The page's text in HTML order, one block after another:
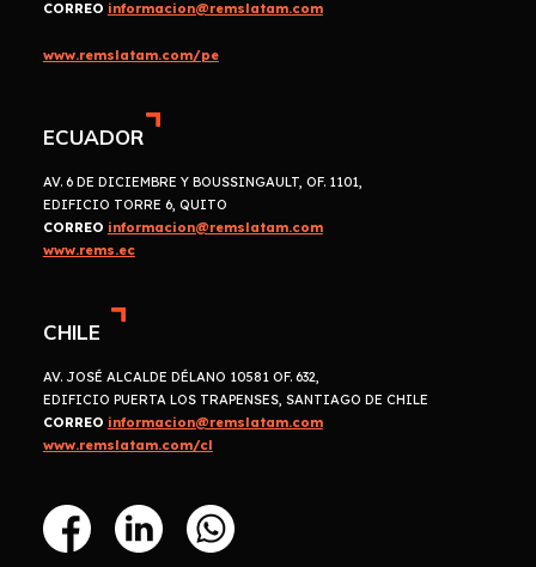
CORREO informacion@remslatam.com
www.remslatam.com/pe
ECUADOR
AV. 6 DE DICIEMBRE Y BOUSSINGAULT, OF. 1101,
EDIFICIO TORRE 6, QUITO
CORREO informacion@remslatam.com
www.rems.ec
CHILE
AV. JOSÉ ALCALDE DÉLANO 10581 OF. 632,
EDIFICIO PUERTA LOS TRAPENSES, SANTIAGO DE CHILE
CORREO informacion@remslatam.com
www.remslatam.com/cl